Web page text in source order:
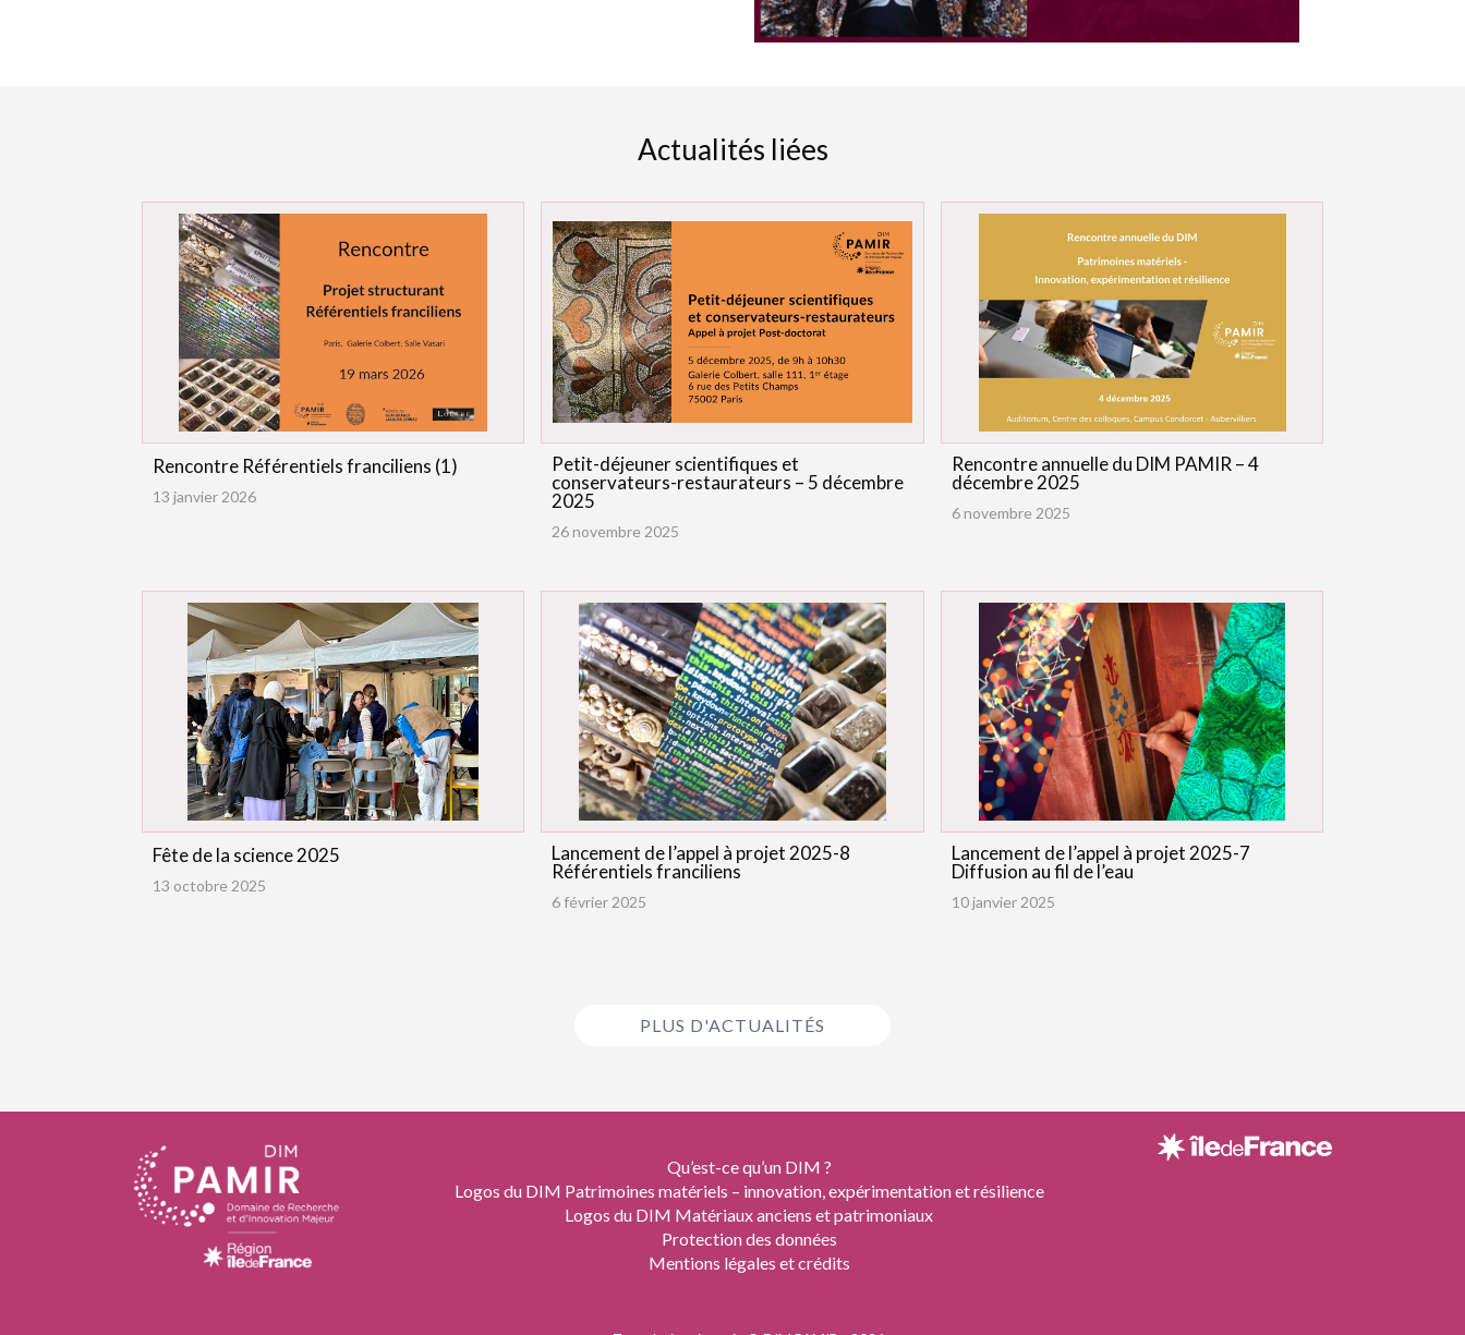
Actualités liées
Rencontre Référentiels franciliens (1)
13 janvier 2026
Petit-déjeuner scientifiques et
conservateurs-restaurateurs – 5 décembre
2025
26 novembre 2025
Rencontre annuelle du DIM PAMIR – 4
décembre 2025
6 novembre 2025
Fête de la science 2025
13 octobre 2025
Lancement de l’appel à projet 2025-8
Référentiels franciliens
6 février 2025
Lancement de l’appel à projet 2025-7
Diffusion au fil de l’eau
10 janvier 2025
PLUS D'ACTUALITÉS
Qu’est-ce qu’un DIM ?
Logos du DIM Patrimoines matériels – innovation, expérimentation et résilience
Logos du DIM Matériaux anciens et patrimoniaux
Protection des données
Mentions légales et crédits